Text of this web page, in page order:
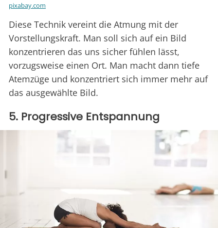
pixabay.com
Diese Technik vereint die Atmung mit der
Vorstellungskraft. Man soll sich auf ein Bild
konzentrieren das uns sicher fühlen lässt,
vorzugsweise einen Ort. Man macht dann tiefe
Atemzüge und konzentriert sich immer mehr auf
das ausgewählte Bild.
5. Progressive Entspannung